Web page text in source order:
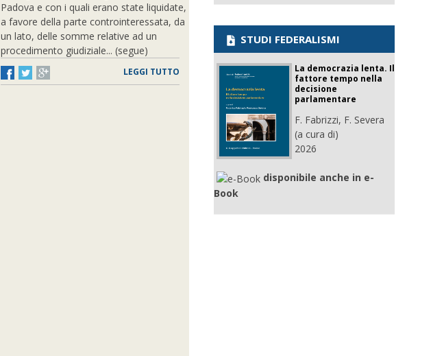
Padova e con i quali erano state liquidate,
a favore della parte controinteressata, da
un lato, delle somme relative ad un
procedimento giudiziale... (segue)
LEGGI TUTTO
STUDI FEDERALISMI
La democrazia lenta. Il
fattore tempo nella
decisione
parlamentare
F. Fabrizzi, F. Severa
(a cura di)
2026
disponibile anche in e-
Book